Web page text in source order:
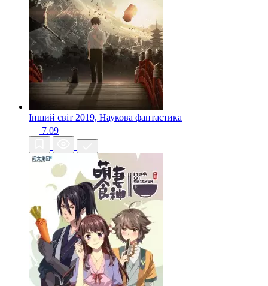
Інший світ 2019, Наукова фантастика
7.09